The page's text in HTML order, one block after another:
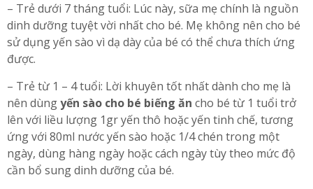
– Trẻ dưới 7 tháng tuổi: Lúc này, sữa mẹ chính là nguồn
dinh dưỡng tuyệt vời nhất cho bé. Mẹ không nên cho bé
sử dụng yến sào vì dạ dày của bé có thể chưa thích ứng
được.
– Trẻ từ 1 – 4 tuổi: Lời khuyên tốt nhất dành cho mẹ là
nên dùngyến sào cho bé biếng ăn cho bé từ 1 tuổi trở
lên với liều lượng 1gr yến thô hoặc yến tinh chế, tương
ứng với 80ml nước yến sào hoặc 1/4 chén trong một
ngày, dùng hàng ngày hoặc cách ngày tùy theo mức độ
cần bổ sung dinh dưỡng của bé.